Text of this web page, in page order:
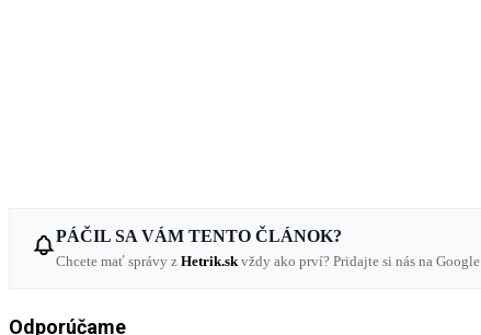
PÁČIL SA VÁM TENTO ČLÁNOK?
Chcete mať správy z Hetrik.sk vždy ako prví? Pridajte si nás na Google.
Odporúčame